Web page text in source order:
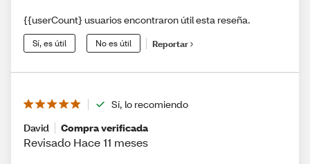
{{userCount} usuarios encontraron útil esta reseña.
Sí, es útil No es útil Reportar
Sí, lo recomiendo
David
Compra verificada
Revisado Hace 11 meses